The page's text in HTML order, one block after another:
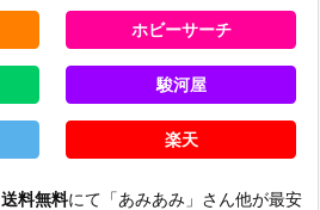
ホビーサーチ
駿河屋
楽天
送料無料にて「あみあみ」さん他が最安